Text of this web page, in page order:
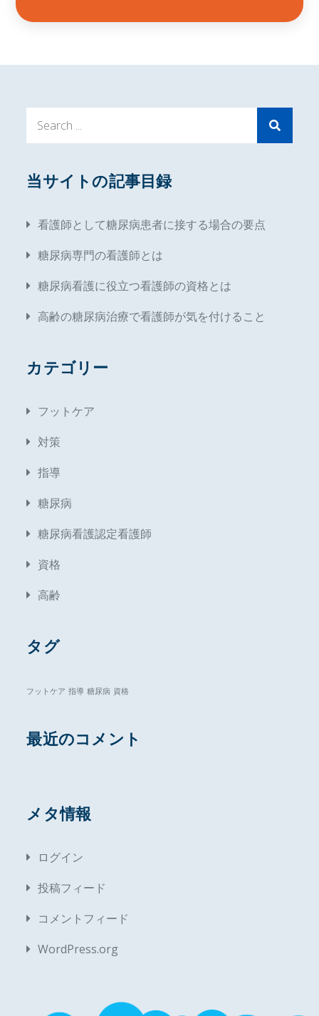
当サイトの記事目録
看護師として糖尿病患者に接する場合の要点
糖尿病専門の看護師とは
糖尿病看護に役立つ看護師の資格とは
高齢の糖尿病治療で看護師が気を付けること
カテゴリー
フットケア
対策
指導
糖尿病
糖尿病看護認定看護師
資格
高齢
タグ
フットケア 指導 糖尿病 資格
最近のコメント
メタ情報
ログイン
投稿フィード
コメントフィード
WordPress.org